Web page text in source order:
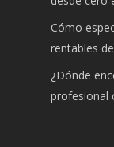
Cómo
rentables
¿Dónde
profesional